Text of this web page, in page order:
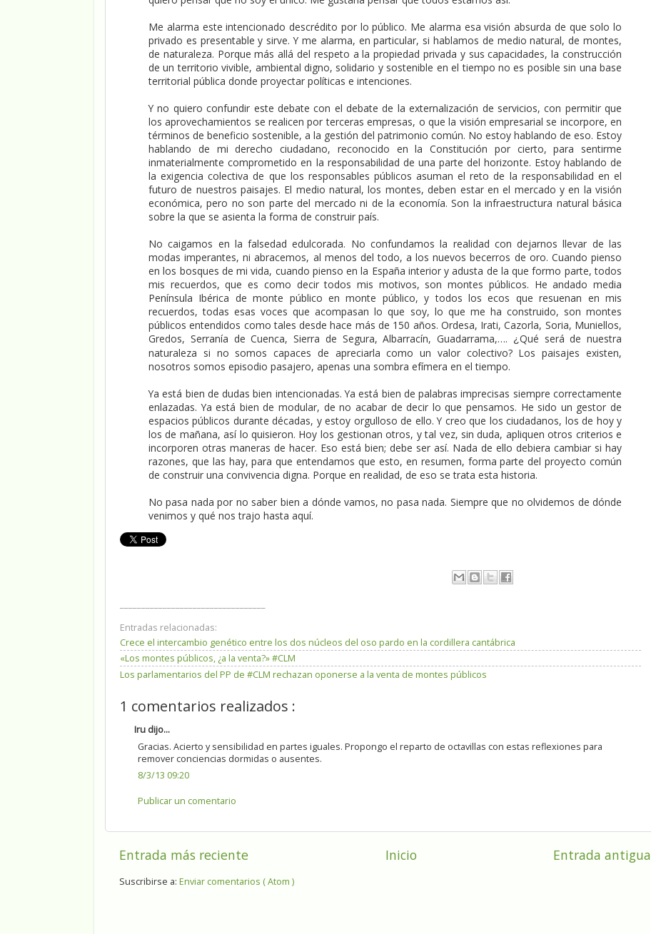
Me alarma este intencionado descrédito por lo público. Me alarma esa visión absurda de que solo lo
privado es presentable y sirve. Y me alarma, en particular, si hablamos de medio natural, de montes,
de naturaleza. Porque más allá del respeto a la propiedad privada y sus capacidades, la construcción
de un territorio vivible, ambiental digno, solidario y sostenible en el tiempo no es posible sin una base
territorial pública donde proyectar políticas e intenciones.
Y no quiero confundir este debate con el debate de la externalización de servicios, con permitir que
los aprovechamientos se realicen por terceras empresas, o que la visión empresarial se incorpore, en
términos de beneficio sostenible, a la gestión del patrimonio común. No estoy hablando de eso. Estoy
hablando de mi derecho ciudadano, reconocido en la Constitución por cierto, para sentirme
inmaterialmente comprometido en la responsabilidad de una parte del horizonte. Estoy hablando de
la exigencia colectiva de que los responsables públicos asuman el reto de la responsabilidad en el
futuro de nuestros paisajes. El medio natural, los montes, deben estar en el mercado y en la visión
económica, pero no son parte del mercado ni de la economía. Son la infraestructura natural básica
sobre la que se asienta la forma de construir país.
No caigamos en la falsedad edulcorada. No confundamos la realidad con dejarnos llevar de las
modas imperantes, ni abracemos, al menos del todo, a los nuevos becerros de oro. Cuando pienso
en los bosques de mi vida, cuando pienso en la España interior y adusta de la que formo parte, todos
mis recuerdos, que es como decir todos mis motivos, son montes públicos. He andado media
Península Ibérica de monte público en monte público, y todos los ecos que resuenan en mis
recuerdos, todas esas voces que acompasan lo que soy, lo que me ha construido, son montes
públicos entendidos como tales desde hace más de 150 años. Ordesa, Irati, Cazorla, Soria, Muniellos,
Gredos, Serranía de Cuenca, Sierra de Segura, Albarracín, Guadarrama,….
¿Qué será de nuestra
naturaleza si no somos capaces de apreciarla como un valor colectivo? Los paisajes existen,
nosotros somos episodio pasajero, apenas una sombra efímera en el tiempo.
Ya está bien de dudas bien intencionadas. Ya está bien de palabras imprecisas siempre correctamente
enlazadas. Ya está bien de modular, de no acabar de decir lo que pensamos. He sido un gestor de
espacios públicos durante décadas, y estoy orgulloso de ello. Y creo que los ciudadanos, los de hoy y
los de mañana, así lo quisieron. Hoy los gestionan otros, y tal vez, sin duda, apliquen otros criterios e
incorporen otras maneras de hacer. Eso está bien; debe ser así. Nada de ello debiera cambiar si hay
razones, que las hay, para que entendamos que esto, en resumen, forma parte del proyecto común
de construir una convivencia digna. Porque en realidad, de eso se trata esta historia.
No pasa nada por no saber bien a dónde vamos, no pasa nada. Siempre que no olvidemos de dónde
venimos y qué nos trajo hasta aquí.
Entradas relacionadas:
Crece el intercambio genético entre los dos núcleos del oso pardo en la cordillera cantábrica
«Los montes públicos, ¿a la venta?» #CLM
Los parlamentarios del PP de #CLM rechazan oponerse a la venta de montes públicos
1 comentarios realizados :
Iru dijo...
Gracias. Acierto y sensibilidad en partes iguales. Propongo el reparto de octavillas con estas reflexiones para
remover conciencias dormidas o ausentes.
8/3/13 09:20
Publicar un comentario
Entrada más reciente Entrada antigua
Inicio
Suscribirse a: Enviar comentarios ( Atom )